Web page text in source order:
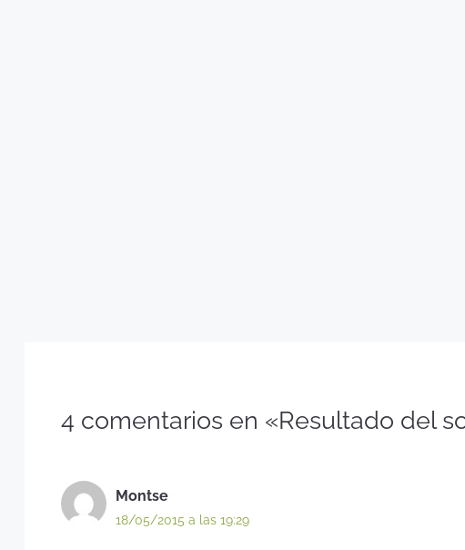
4 comentarios en «Resultado del
Montse
18/05/2015 a las 19:29